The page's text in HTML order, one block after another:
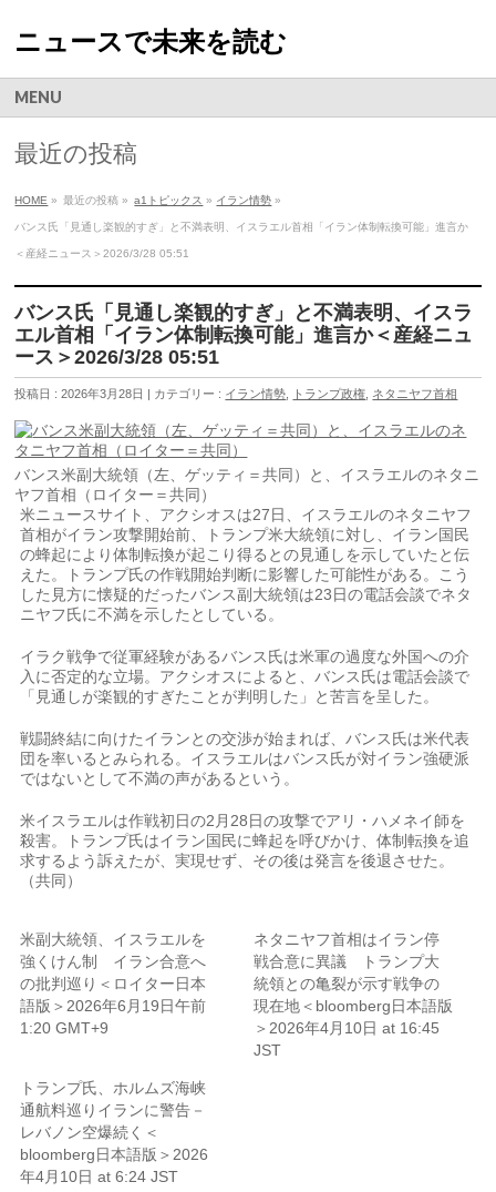
ニュースで未来を読む
MENU
最近の投稿
HOME » 最近の投稿 » a1トピックス » イラン情勢 »
バンス氏「見通し楽観的すぎ」と不満表明、イスラエル首相「イラン体制転換可能」進言か
＜産経ニュース＞2026/3/28 05:51
バンス氏「見通し楽観的すぎ」と不満表明、イスラ
エル首相「イラン体制転換可能」進言か＜産経ニュ
ース＞2026/3/28 05:51
投稿日 : 2026年3月28日 | カテゴリー : イラン情勢 トランプ政権 ネタニヤフ首相
バンス米副大統領（左、ゲッティ＝共同）と、イスラエルのネタニ
ヤフ首相（ロイター＝共同）
米ニュースサイト、アクシオスは27日、イスラエルのネタニヤフ
首相がイラン攻撃開始前、トランプ米大統領に対し、イラン国民
の蜂起により体制転換が起こり得るとの見通しを示していたと伝
えた。トランプ氏の作戦開始判断に影響した可能性がある。こう
した見方に懐疑的だったバンス副大統領は23日の電話会談でネタ
ニヤフ氏に不満を示したとしている。
イラク戦争で従軍経験があるバンス氏は米軍の過度な外国への介
入に否定的な立場。アクシオスによると、バンス氏は電話会談で
「見通しが楽観的すぎたことが判明した」と苦言を呈した。
戦闘終結に向けたイランとの交渉が始まれば、バンス氏は米代表
団を率いるとみられる。イスラエルはバンス氏が対イラン強硬派
ではないとして不満の声があるという。
米イスラエルは作戦初日の2月28日の攻撃でアリ・ハメネイ師を
殺害。トランプ氏はイラン国民に蜂起を呼びかけ、体制転換を追
求するよう訴えたが、実現せず、その後は発言を後退させた。
（共同）
米副大統領、イスラエルを
強くけん制 イラン合意へ
の批判巡り＜ロイター日本
語版＞2026年6月19日午前
1:20 GMT+9
ネタニヤフ首相はイラン停
戦合意に異議 トランプ大
統領との亀裂が示す戦争の
現在地＜bloomberg日本語版
＞2026年4月10日 at 16:45
JST
トランプ氏、ホルムズ海峡
通航料巡りイランに警告－
レバノン空爆続く＜
bloomberg日本語版＞2026
年4月10日 at 6:24 JST